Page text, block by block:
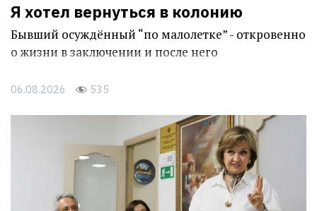
Я хотел вернуться в колонию
Бывший осуждённый “по малолетке” - откровенно
о жизни в заключении и после него
06.08.2026 535